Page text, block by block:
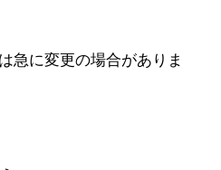
急に変更の場合がありま